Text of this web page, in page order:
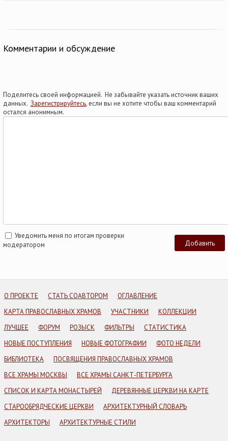
Комментарии и обсуждение
Поделитесь своей информацией. Не забывайте указать источник ваших
данных. Зарегистрируйтесь, если вы не хотите чтобы ваш комментарий
остался анонимным.
Уведомить меня по итогам проверки
модератором
О ПРОЕКТЕ СТАТЬ СОАВТОРОМ
ОГЛАВЛЕНИЕ
КАРТА ПРАВОСЛАВНЫХ ХРАМОВ
УЧАСТНИКИ
КОЛЛЕКЦИИ
ЛУЧШЕЕ
ФОРУМ РОЗЫСК ФИЛЬТРЫ
СТАТИСТИКА
НОВЫЕ ПОСТУПЛЕНИЯ
НОВЫЕ ФОТОГРАФИИ
ФОТО НЕДЕЛИ
БИБЛИОТЕКА
ПОСВЯЩЕНИЯ ПРАВОСЛАВНЫХ ХРАМОВ
ВСЕ ХРАМЫ МОСКВЫ
ВСЕ ХРАМЫ САНКТ-ПЕТЕРБУРГА
СПИСОК И КАРТА МОНАСТЫРЕЙ
ДЕРЕВЯННЫЕ ЦЕРКВИ НА КАРТЕ
СТАРООБРЯДЧЕСКИЕ ЦЕРКВИ
АРХИТЕКТУРНЫЙ СЛОВАРЬ
АРХИТЕКТОРЫ
АРХИТЕКТУРНЫЕ СТИЛИ